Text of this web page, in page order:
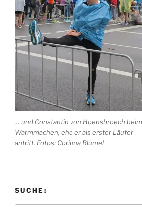
… und Constantin von Hoensbroech beim
Warmmachen, ehe er als erster Läufer
antritt. Fotos: Corinna Blümel
SUCHE: